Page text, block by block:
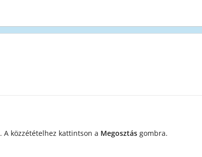
. A közzétételhez kattintson a Megosztásgombra.